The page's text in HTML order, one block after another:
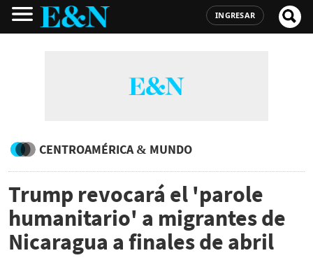
INGRESAR
CENTROAMÉRICA & MUNDO
Trump revocará el 'parole
humanitario' a migrantes de
Nicaragua a finales de abril